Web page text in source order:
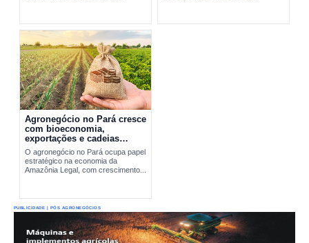
Agronegócio no Pará cresce
com bioeconomia,
exportações e cadeias
produtivas estratégicas
O agronegócio no Pará ocupa papel
estratégico na economia da
Amazônia Legal, com crescimento...
PUBLICIDADE | PÓS AGRONEGÓCIOS